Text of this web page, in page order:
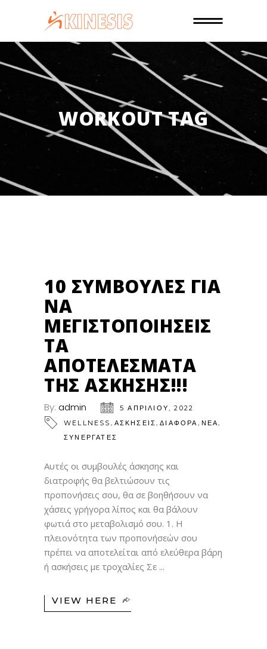
WORKOUT TAG
10 ΣΥΜΒΟΥΛΈΣ ΓΙΑ
ΝΑ
ΜΕΓΙΣΤΟΠΟΙΉΣΕΙΣ
ΤΑ
ΑΠΟΤΕΛΈΣΜΑΤΑ
ΤΗΣ ΆΣΚΗΣΗΣ!!!
By: admin
5 ΑΠΡΙΛΊΟΥ, 2022
WELLNESS , ΑΣΚΗΣΕΙΣ,ΔΙΑΦΟΡΑ, ΝΕΑ,
ΣΥΝΕΡΓΑΤΕΣ
Αυτές οι συμβουλές άσκησης και
διατροφής θα βελτιώσουν τις
προπονήσεις σου, θα σε βοηθήσουν να
χάσεις γρήγορα λίπος και θα βάλουν
φωτιά στο μεταβολισμό σου. 1. Η
πλειονότητα των προπονήσεών σου
πρέπει να αποτελείται από ελεύθερα βάρη
ή ασκήσεις με τροχαλίες Σε
VIEW HERE